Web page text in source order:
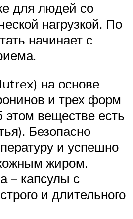
для людей со
нагрузкой. По
начинает с
на основе
и трех форм
веществе есть
Безопасно
и успешно
жиром.
– капсулы с
и длительного